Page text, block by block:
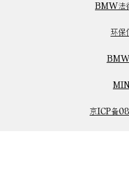
BMW法
环保
京ICP备